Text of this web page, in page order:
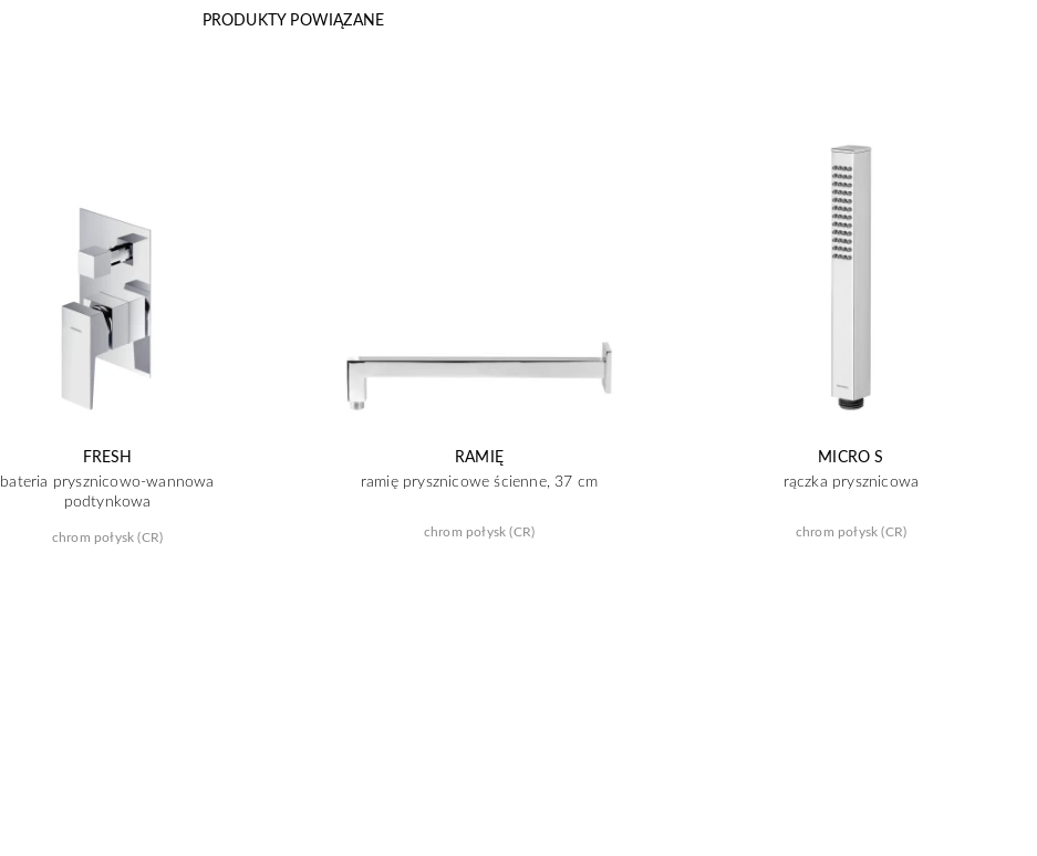
PRODUKTY POWIĄZANE
FRESH
bateria prysznicowo-wannowa
podtynkowa
chrom połysk (CR)
RAMIĘ
ramię prysznicowe ścienne, 37 cm
chrom połysk (CR)
MICRO S
rączka prysznicowa
chrom połysk (CR)